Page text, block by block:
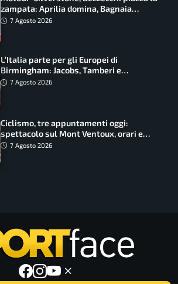
zampata: Aprilia domina, Bagnaia
costretto al Q1
7 Agosto 2026
L’Italia parte per gli Europei di
Birmingham: Jacobs, Tamberi e
Battocletti guidano una spedizione
7 Agosto 2026
Ciclismo, tre appuntamenti oggi:
spettacolo sul Mont Ventoux, orari e
come vederli
7 Agosto 2026